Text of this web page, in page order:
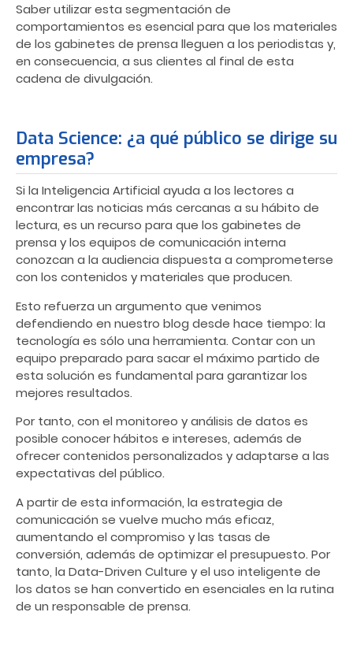
Saber utilizar esta segmentación de
comportamientos es esencial para que los materiales
de los gabinetes de prensa lleguen a los periodistas y,
en consecuencia, a sus clientes al final de esta
cadena de divulgación.
Data Science: ¿a qué público se dirige su
empresa?
Si la Inteligencia Artificial ayuda a los lectores a
encontrar las noticias más cercanas a su hábito de
lectura, es un recurso para que los gabinetes de
prensa y los equipos de comunicación interna
conozcan a la audiencia dispuesta a comprometerse
con los contenidos y materiales que producen.
Esto refuerza un argumento que venimos
defendiendo en nuestro blog desde hace tiempo: la
tecnología es sólo una herramienta. Contar con un
equipo preparado para sacar el máximo partido de
esta solución es fundamental para garantizar los
mejores resultados.
Por tanto, con el monitoreo y análisis de datos es
posible conocer hábitos e intereses, además de
ofrecer contenidos personalizados y adaptarse a las
expectativas del público.
A partir de esta información, la estrategia de
comunicación se vuelve mucho más eficaz,
aumentando el compromiso y las tasas de
conversión, además de optimizar el presupuesto. Por
tanto, la Data-Driven Culture y el uso inteligente de
los datos se han convertido en esenciales en la rutina
de un responsable de prensa.